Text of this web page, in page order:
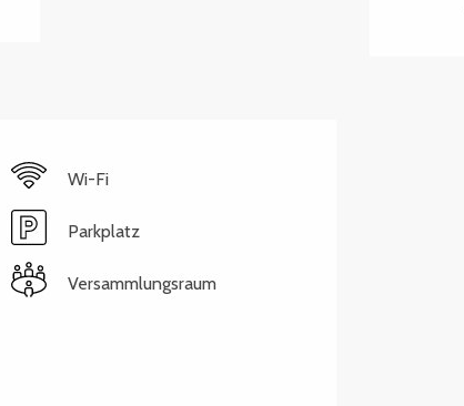
Wi-Fi
Parkplatz
Versammlungsraum